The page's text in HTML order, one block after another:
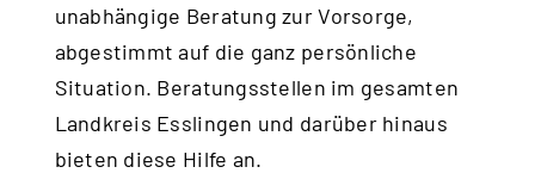
unabhängige Beratung zur Vorsorge,
abgestimmt auf die ganz persönliche
Situation. Beratungsstellen im gesamten
Landkreis Esslingen und darüber hinaus
bieten diese Hilfe an.